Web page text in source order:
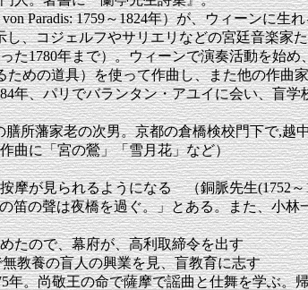
Paradis: 1759～1824年）が、ウィーンに
、コジェルフやサリエリなどの宮廷音楽家
1780年まで）。ウィーンで演奏活動を始
めの道具）を使って作曲し、また他の作曲
、パリでバランタン・アユイに会い、盲
所藩家老の次男。京都の倉橋検校門下で,越
曲に「宮の鶯」「雪月花」など）
が見られるようになる （銅脈先生(1752～
の聲は夜橋を過ぐ。」とある。また、小
たので、幕府が、高利取締令を出す
教養の盲人の興業を見、盲教育に志す
。尚敬王の命で薩摩で謡曲と仕舞を学ぶ。